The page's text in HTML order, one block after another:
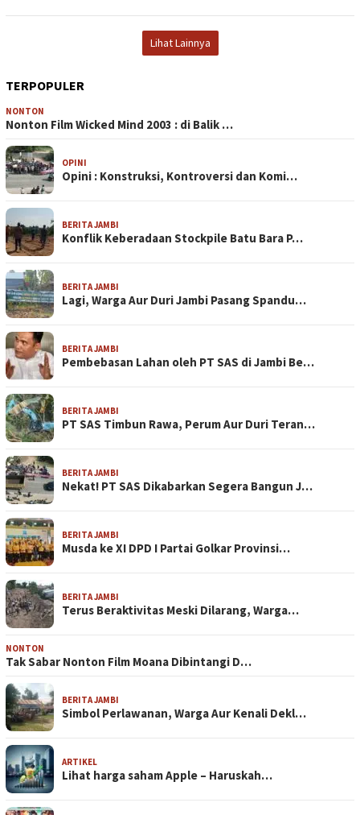
Lihat Lainnya
TERPOPULER
NONTON
Nonton Film Wicked Mind 2003 : di Balik …
OPINI
Opini : Konstruksi, Kontroversi dan Komi…
BERITA JAMBI
Konflik Keberadaan Stockpile Batu Bara P…
BERITA JAMBI
Lagi, Warga Aur Duri Jambi Pasang Spandu…
BERITA JAMBI
Pembebasan Lahan oleh PT SAS di Jambi Be…
BERITA JAMBI
PT SAS Timbun Rawa, Perum Aur Duri Teran…
BERITA JAMBI
Nekat! PT SAS Dikabarkan Segera Bangun J…
BERITA JAMBI
Musda ke XI DPD I Partai Golkar Provinsi…
BERITA JAMBI
Terus Beraktivitas Meski Dilarang, Warga…
NONTON
Tak Sabar Nonton Film Moana Dibintangi D…
BERITA JAMBI
Simbol Perlawanan, Warga Aur Kenali Dekl…
ARTIKEL
Lihat harga saham Apple – Haruskah…